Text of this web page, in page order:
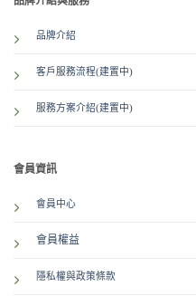
品牌介紹
客戶服務流程(建置中)
服務方案介紹(建置中)
會員資訊
會員中心
會員權益
隱私權與政策條款